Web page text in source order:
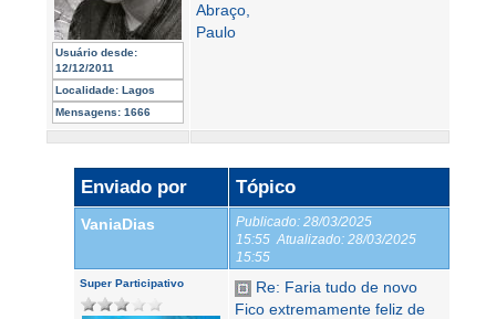
Usuário desde:
12/12/2011
Localidade: Lagos
Mensagens: 1666
Abraço,
Paulo
Enviado por Tópico
VaniaDias Publicado: 28/03/2025
15:55 Atualizado: 28/03/2025
15:55
Super Participativo
Re: Faria tudo de novo
Fico extremamente feliz de